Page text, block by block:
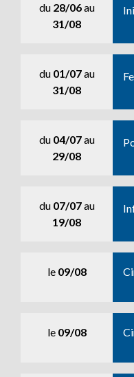
du 28/06au
31/08
du 01/07au
31/08
du 04/07au
29/08
du 07/07au
19/08
le 09/08
le 09/08